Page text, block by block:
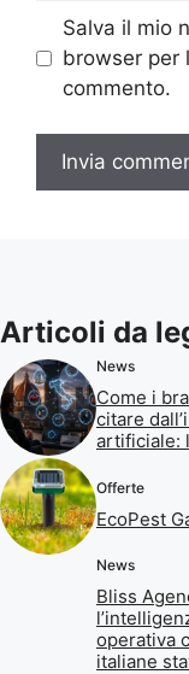
Salva il mio
browser per
commento.
Articoli da
News
Come i
citare
artificiale:
Offerte
EcoPest
News
Bliss
operativa
italiane